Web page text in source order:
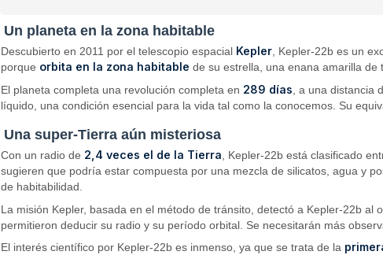
Un planeta en la zona habitable
Descubierto en 2011 por el telescopio espacial Kepler, Kepler-22b es un
porque orbita en la zona habitable de su estrella, una enana amarilla
El planeta completa una revolución completa en 289 días , a una distancia
líquido, una condición esencial para la vida tal como la conocemos. Su
Una super-Tierra aún misteriosa
Con un radio de 2,4 veces el de la Tierra, Kepler-22b está clasificado
sugieren que podría estar compuesta por una mezcla de silicatos, agua y
de habitabilidad.
La misión Kepler, basada en el método de tránsito, detectó a Kepler-22b
permitieron deducir su radio y su período orbital. Se necesitarán más
El interés científico por Kepler-22b es inmenso, ya que se trata de la